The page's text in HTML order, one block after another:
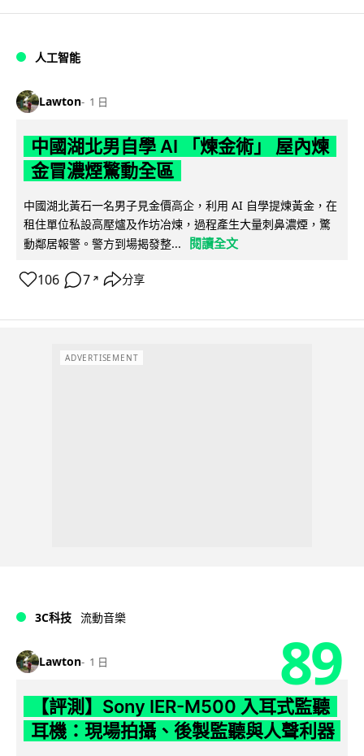
人工智能
Lawton 1 日
中國湖北男自學 AI 「煉金術」 屋內煉
金冒濃煙驚動全區
中國湖北黃石一名男子見金價高企，利用 AI 自學提煉黃金，在
租住單位私設高壓爐及作坊冶煉，過程產生大量刺鼻濃煙，驚
動鄰居報警。警方到場揭發整...
閱讀全文
106 7 ↗ 分享
ADVERTISEMENT
3C科技 流動音樂
Lawton 1 日 89
【評測】Sony IER-M500 入耳式監聽
耳機：現場拍攝、後製監聽與人聲利器